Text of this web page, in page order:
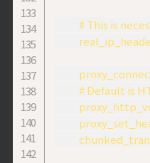
# This
#